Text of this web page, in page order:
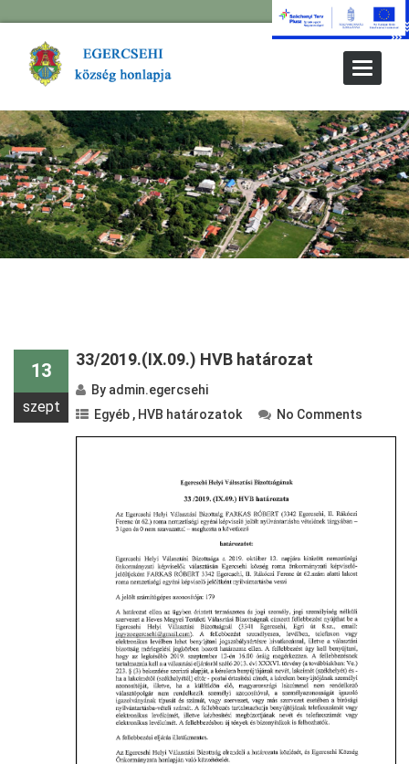
Toggle
13
szept
33/2019.(IX.09.) HVB határozat
By admin.egercsehi
Egyéb , HVB határozatok No Comments